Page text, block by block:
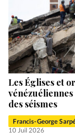
Les Églises et
des séismes
Francis-George
10 Juil 2026